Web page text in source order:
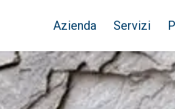
Azienda Servizi